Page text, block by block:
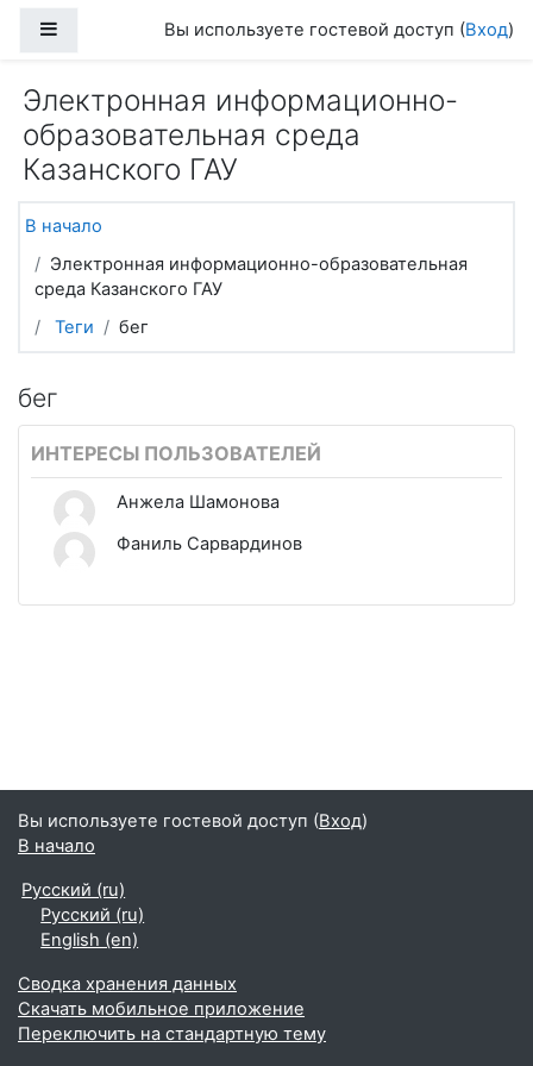
Боковая панельВы используете гостевой доступ (Вход)
Электронная информационно-
образовательная среда
Казанского ГАУ
В начало
Электронная информационно-образовательная
среда Казанского ГАУ
Теги
бег
бег
ИНТЕРЕСЫ ПОЛЬЗОВАТЕЛЕЙ
Анжела Шамонова
Фаниль Сарвардинов
Вы используете гостевой доступ (Вход)
В начало
Русский ‎(ru)‎
Русский ‎(ru)‎
English ‎(en)‎
Сводка хранения данных
Скачать мобильное приложение
Переключить на стандартную тему